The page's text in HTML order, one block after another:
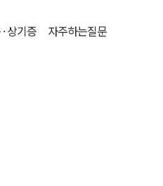
상기증 자주하는질문